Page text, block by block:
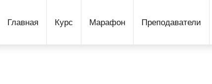
Главная Курс Марафон Преподаватели